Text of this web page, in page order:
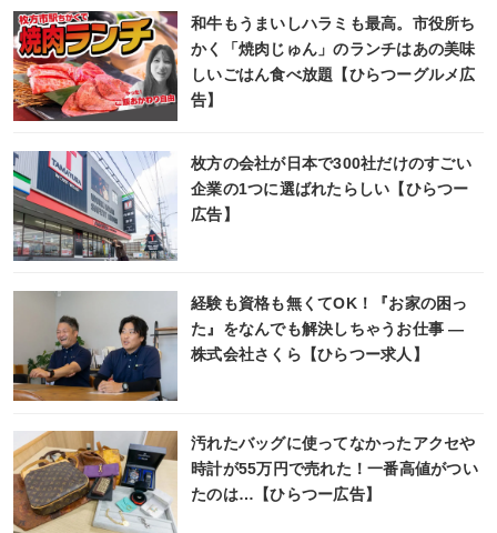
和牛もうまいしハラミも最高。市役所ち
かく「焼肉じゅん」のランチはあの美味
しいごはん食べ放題【ひらつーグルメ広
告】
枚方の会社が日本で300社だけのすごい
企業の1つに選ばれたらしい【ひらつー
広告】
経験も資格も無くてOK！『お家の困っ
た』をなんでも解決しちゃうお仕事 ―
株式会社さくら【ひらつー求人】
汚れたバッグに使ってなかったアクセや
時計が55万円で売れた！一番高値がつい
たのは…【ひらつー広告】